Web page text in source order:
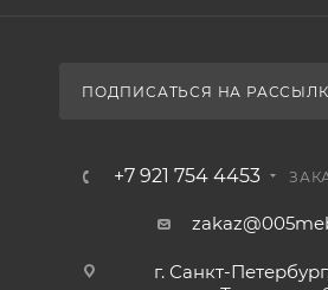
ПОДПИСАТЬСЯ НА
+7 921 754 4453
г. Санкт-